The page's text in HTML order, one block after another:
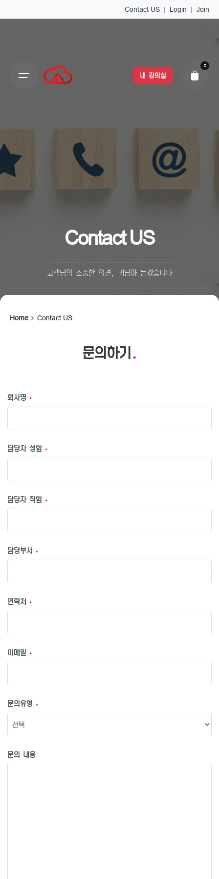
Join
|
Login
|
Contact US
내 강의실
0
Contact US
고객님의 소중한 의견, 귀담아 듣겠습니다
Home Contact US
문의하기 .
회사명 *
담당자 성함 *
담당자 직함 *
담당부서 *
연락처 *
이메일 *
문의유형 *
문의 내용